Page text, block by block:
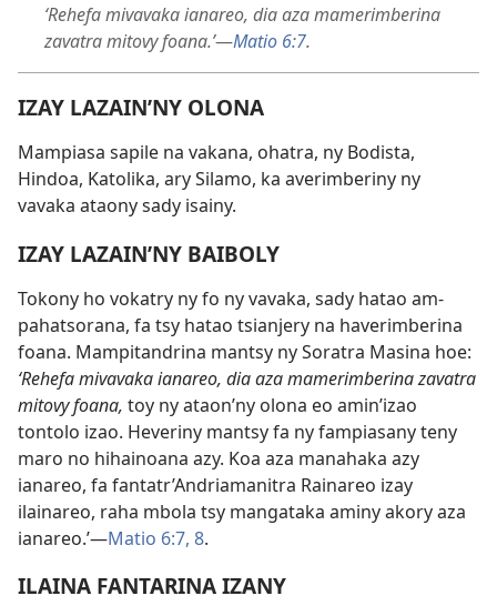
‘Rehefa mivavaka ianareo, dia aza mamerimberina
zavatra mitovy foana.’—Matio 6:7.
IZAY LAZAIN’NY OLONA
Mampiasa sapile na vakana, ohatra, ny Bodista,
Hindoa, Katolika, ary Silamo, ka averimberiny ny
vavaka ataony sady isainy.
IZAY LAZAIN’NY BAIBOLY
Tokony ho vokatry ny fo ny vavaka, sady hatao am-
pahatsorana, fa tsy hatao tsianjery na haverimberina
foana. Mampitandrina mantsy ny Soratra Masina hoe:
‘Rehefa mivavaka ianareo, dia aza mamerimberina zavatra
mitovy foana, toy ny ataon’ny olona eo amin’izao
tontolo izao. Heveriny mantsy fa ny fampiasany teny
maro no hihainoana azy. Koa aza manahaka azy
ianareo, fa fantatr’Andriamanitra Rainareo izay
ilainareo, raha mbola tsy mangataka aminy akory aza
ianareo.’—Matio 6:7, 8.
ILAINA FANTARINA IZANY